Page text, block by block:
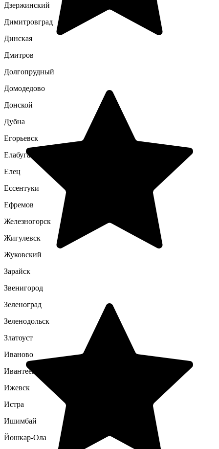
Дзержинский
Димитровград
Динская
Дмитров
Долгопрудный
Домодедово
Донской
Дубна
Егорьевск
Елабуга
Елец
Ессентуки
Ефремов
Железногорск
Жигулевск
Жуковский
Зарайск
Звенигород
Зеленоград
Зеленодольск
Златоуст
Иваново
Ивантеевка
Ижевск
Истра
Ишимбай
Йошкар-Ола